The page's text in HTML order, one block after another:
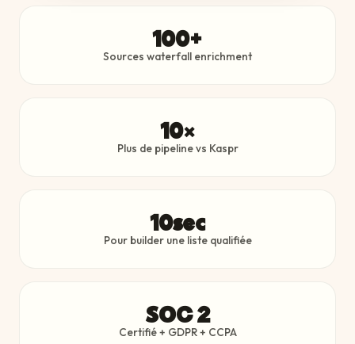
100+
Sources waterfall enrichment
10×
Plus de pipeline vs Kaspr
10sec
Pour builder une liste qualifiée
SOC 2
Certifié + GDPR + CCPA